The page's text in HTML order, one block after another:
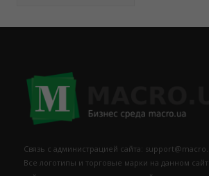
Связь с администрацией сайта:
Все логотипы и торговые марки на данном